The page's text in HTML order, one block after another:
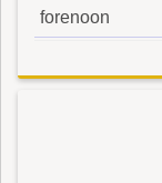
forenoon